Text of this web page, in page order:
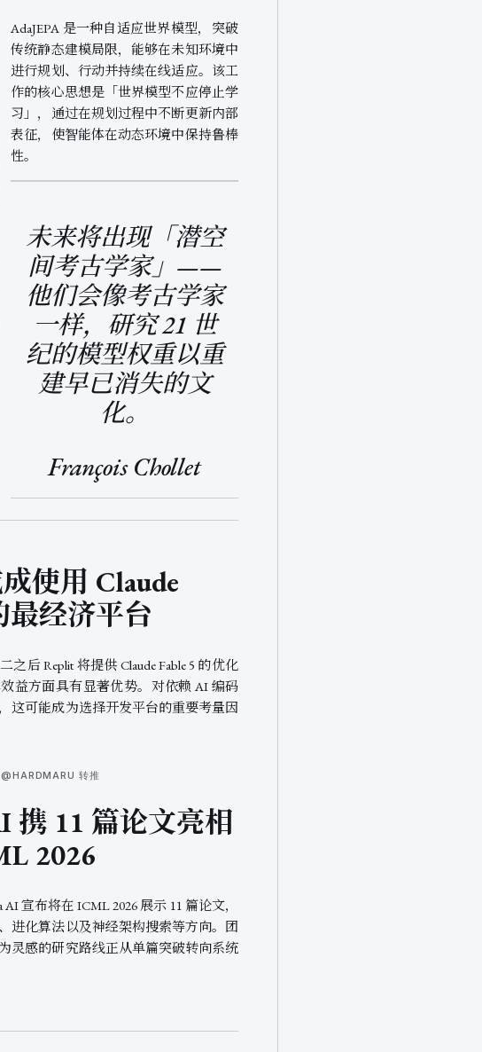
AdaJEPA 是一种自适应世界模型，突破
传统静态建模局限，能够在未知环境中
进行规划、行动并持续在线适应。该工
作的核心思想是「世界模型不应停止学
习」，通过在规划过程中不断更新内部
表征，使智能体在动态环境中保持鲁棒
性。
未来将出现「潜空
间考古学家」——
他们会像考古学家
一样，研究 21 世
纪的模型权重以重
建早已消失的文
化。
François Chollet
使用 Claude
最经济平台
之后 Replit 将提供 Claude Fable 5 的优化
益方面具有显著优势。对依赖 AI 编码
这可能成为选择开发平台的重要考量因
转推
携 11 篇论文亮相
2026
AI 宣布将在 ICML 2026 展示 11 篇论文，
进化算法以及神经架构搜索等方向。团
灵感的研究路线正从单篇突破转向系统